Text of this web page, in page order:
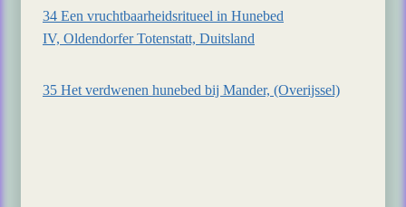
34 Een vruchtbaarheidsritueel in Hunebed
IV, Oldendorfer Totenstatt, Duitsland
35 Het verdwenen hunebed bij Mander, (Overijssel)